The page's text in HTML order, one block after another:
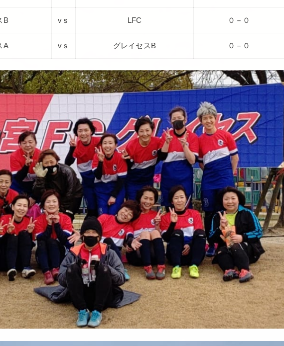
B vｓ LFC ０－０
A vｓ グレイセスB ０－０